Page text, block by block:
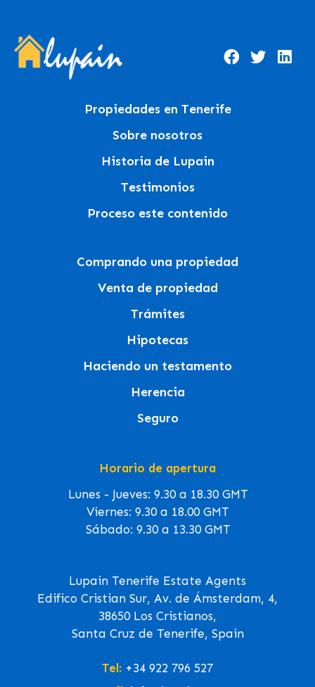
Propiedades en Tenerife
Sobre nosotros
Historia de Lupain
Testimonios
Proceso este contenido
Comprando una propiedad
Venta de propiedad
Trámites
Hipotecas
Haciendo un testamento
Herencia
Seguro
Horario de apertura
Lunes - Jueves: 9.30 a 18.30 GMT
Viernes: 9.30 a 18.00 GMT
Sábado: 9.30 a 13.30 GMT
Lupain Tenerife Estate Agents
Edifico Cristian Sur, Av. de Ámsterdam, 4,
38650 Los Cristianos,
Santa Cruz de Tenerife, Spain
Tel: +34 922 796 527